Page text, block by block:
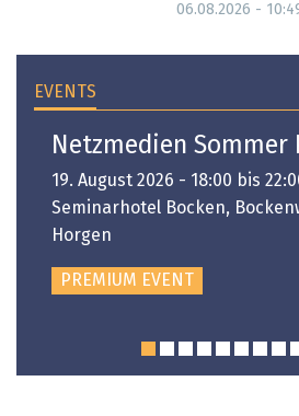
06.08.2026 -
EVENTS
Netzmedien Sommer
19. August 2026 - 18:00 bis
Seminarhotel Bocken,
Horgen
PREMIUM EVENT